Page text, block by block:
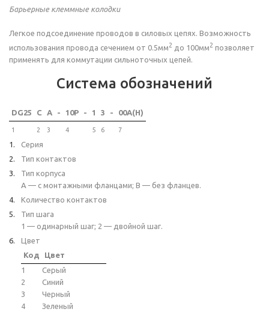
Барьерные клеммные колодки
Легкое подсоединение проводов в силовых цепях. Возможность
использования провода сечением от 0.5мм2 до 100мм2 позволяет
применять для коммутации сильноточных цепей.
Система обозначений
DG25 C A - 10P - 1 3 - 00A(H)
1 2 3 4 5 6 7
Серия
Тип контактов
Тип корпуса
A — с монтажными фланцами; B — без фланцев.
Количество контактов
Тип шага
1 — одинарный шаг; 2 — двойной шаг.
Цвет
Код
Цвет
1
Серый
2
Синий
3
Черный
4
Зеленый